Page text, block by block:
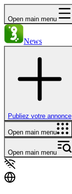
Open main menu
News
Publiez votre annonce
Open main menu
Open main menu